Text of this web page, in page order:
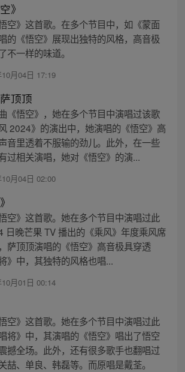
》
空》这首歌。在多个节目中，如《蒙面
的《悟空》展现出独特的风格，高音极
不一样的味道。
10月04日 17:19
顶顶
《悟空》，她在多个节目中演唱过该歌
2024》的演出中，她演唱的《悟空》高
音里透着不服输的劲儿。此外，在一些
过相关演唱，她对《悟空》的演...
10月04日 02:00
空》这首歌。她在多个节目中演唱过此
日晚芒果 TV 播出的《乘风》年度乘风席
萨顶顶演唱的《悟空》高音极具穿透
》中，其独特的风格也唱...
月01日 00:14
空》这首歌。她在多个节目中演唱过此
将》中，其演唱的《悟空》唱出了悟空
撼全场。此外，还有很多歌手也翻唱过
喆、单良、韩磊等。而原唱是戴荃。